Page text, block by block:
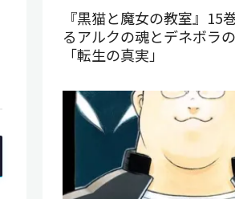
『黒猫と魔女の教室』15
るアルクの魂とデネボラ
「転生の真実」